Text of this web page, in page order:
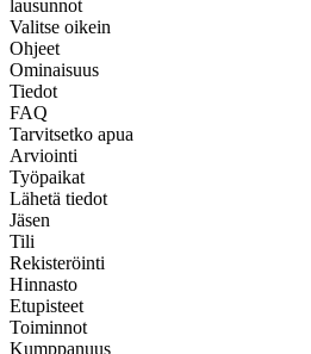
lausunnot
Valitse oikein
Ohjeet
Ominaisuus
Tiedot
FAQ
Tarvitsetko apua
Arviointi
Työpaikat
Lähetä tiedot
Jäsen
Tili
Rekisteröinti
Hinnasto
Etupisteet
Toiminnot
Kumppanuus